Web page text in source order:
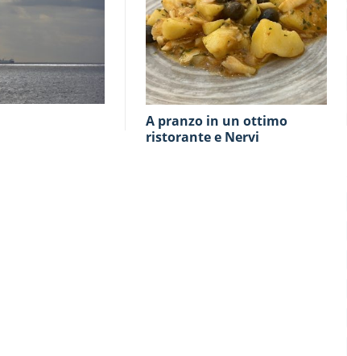
A pranzo in un ottimo
ristorante e Nervi